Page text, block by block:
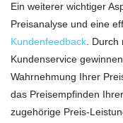
Ein weiterer wichtiger
Preisanalyse und eine
Kundenfeedback .
Kundenservice
Wahrnehmung Ihrer
das Preisempfinden
zugehörige Preis-